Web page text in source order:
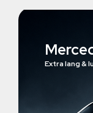
Extra lang &